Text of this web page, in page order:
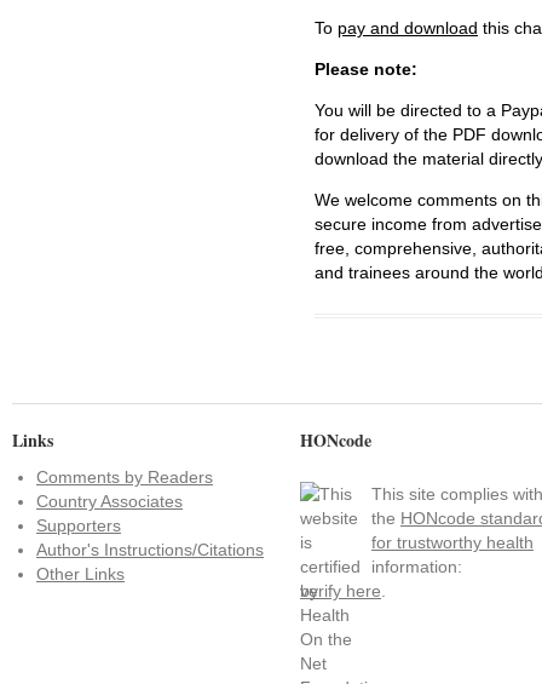
To pay and download this
Please note:
You will be directed to a
for delivery of the PDF
download the material
We welcome comments on
secure income from
free, comprehensive,
and trainees around the
Links
Comments by Readers
Country Associates
Supporters
Author's Instructions/Citations
Other Links
HONcode
This site complies with
the HONcode
for trustworthy health
information:
verify here